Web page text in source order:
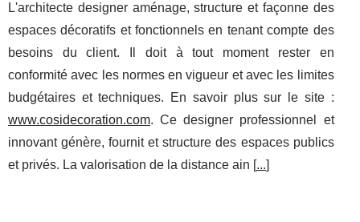
L'architecte designer aménage, structure et façonne des
espaces décoratifs et fonctionnels en tenant compte des
besoins du client. Il doit à tout moment rester en
conformité avec les normes en vigueur et avec les limites
budgétaires et techniques. En savoir plus sur le site :
www.cosidecoration.com. Ce designer professionnel et
innovant génère, fournit et structure des espaces publics
et privés. La valorisation de la distance ain [...]